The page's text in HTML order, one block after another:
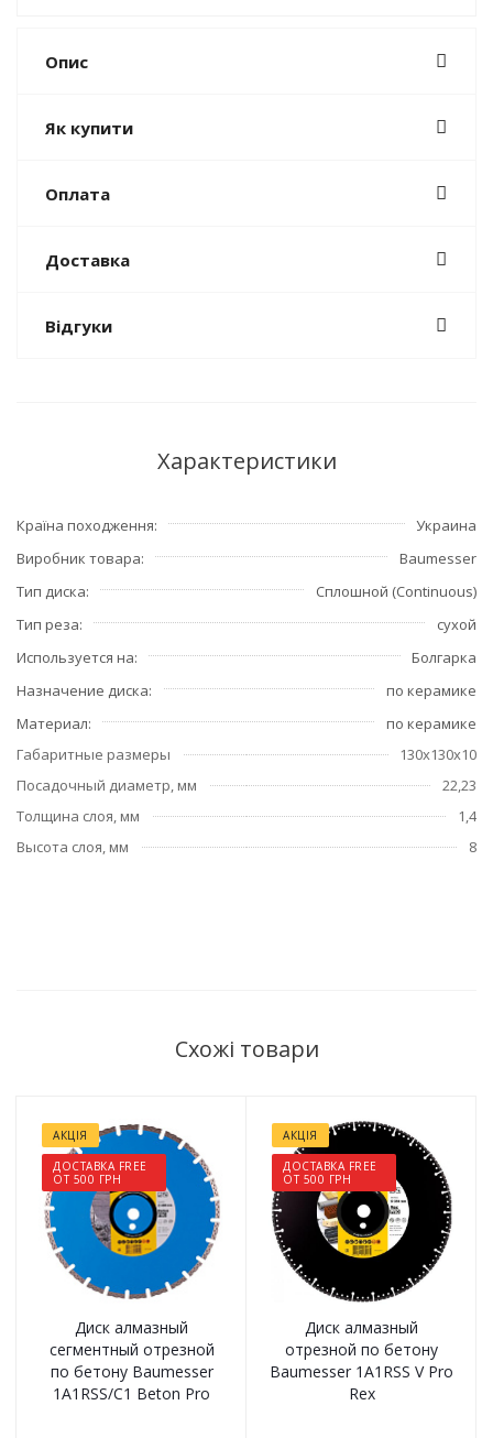
Опис
Як купити
Оплата
Доставка
Відгуки
Характеристики
Країна походження
Украина
Виробник товара
Baumesser
Тип диска
Сплошной (Continuous)
Тип реза
сухой
Используется на
Болгарка
Назначение диска
по керамике
Материал
по керамике
Габаритные размеры
130х130х10
Посадочный диаметр, мм
22,23
Толщина слоя, мм
1,4
Высота слоя, мм
8
Схожі товари
АКЦІЯ
ДОСТАВКА FREE
ОТ 500 ГРН
Диск алмазный
сегментный отрезной
по бетону Baumesser
1A1RSS/C1 Beton Pro
АКЦІЯ
ДОСТАВКА FREE
ОТ 500 ГРН
Диск алмазный
отрезной по бетону
Baumesser 1A1RSS V Pro
Rex